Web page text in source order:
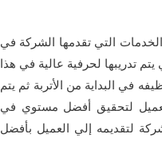
التي تقدمها الشركة في
تدريبها لحرفية عالية في هذا
في البداية من الأتربة ثم يتم
لتحقيق أفضل مستوي في
لتقديمه إلي العميل بأفضل